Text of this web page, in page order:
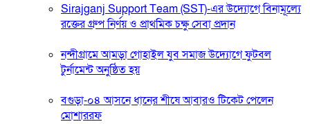
Sirajganj Support Team (SST)-এর উদ্যোগে বিনামূল্যে
রক্তের গ্রুপ নির্ণয় ও প্রাথমিক চক্ষু সেবা প্রদান
নন্দীগ্রামে আমড়া গোহাইল যুব সমাজ উদ্যোগে ফুটবল
টুর্নামেন্ট অনুষ্ঠিত হয়
বগুড়া-০৪ আসনে ধানের শীষে আবারও টিকেট পেলেন
মোশাররফ